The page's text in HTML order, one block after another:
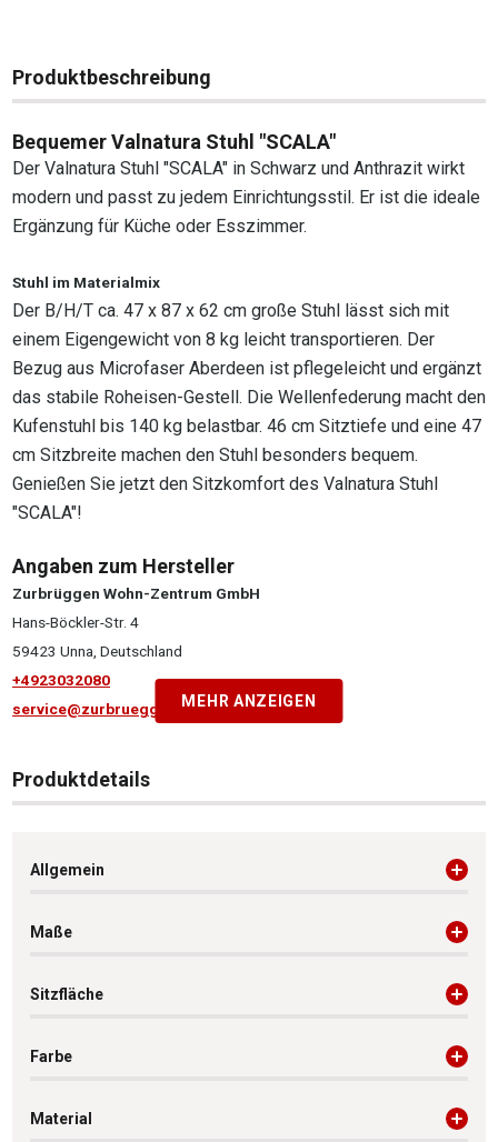
Produktbeschreibung
Bequemer Valnatura Stuhl "SCALA"
Der Valnatura Stuhl "SCALA" in Schwarz und Anthrazit wirkt
modern und passt zu jedem Einrichtungsstil. Er ist die ideale
Ergänzung für Küche oder Esszimmer.
Stuhl im Materialmix
Der B/H/T ca. 47 x 87 x 62 cm große Stuhl lässt sich mit
einem Eigengewicht von 8 kg leicht transportieren. Der
Bezug aus Microfaser Aberdeen ist pflegeleicht und ergänzt
das stabile Roheisen-Gestell. Die Wellenfederung macht den
Kufenstuhl bis 140 kg belastbar. 46 cm Sitztiefe und eine 47
cm Sitzbreite machen den Stuhl besonders bequem.
Genießen Sie jetzt den Sitzkomfort des Valnatura Stuhl
"SCALA"!
Angaben zum Hersteller
Zurbrüggen Wohn-Zentrum GmbH
Hans-Böckler-Str. 4
59423 Unna, Deutschland
+4923032080
service@zurbrueggen.deMEHR ANZEIGEN
Produktdetails
Allgemein
Maße
Sitzfläche
Farbe
Material